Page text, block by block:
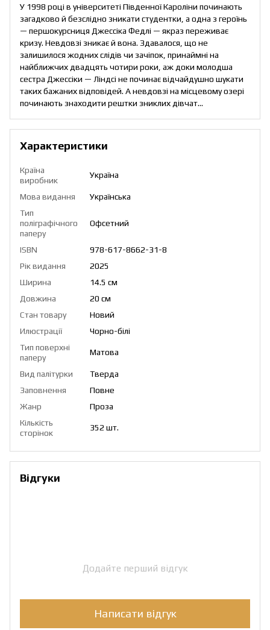
У 1998 році в університеті Південної Кароліни починають
загадково й безслідно зникати студентки, а одна з героїнь
— першокурсниця Джессіка Федлі — якраз переживає
кризу. Невдовзі зникає й вона. Здавалося, що не
залишилося жодних слідів чи зачіпок, принаймні на
найближчих двадцять чотири роки, аж доки молодша
сестра Джессіки — Ліндсі не починає відчайдушно шукати
таких бажаних відповідей. А невдовзі на місцевому озері
починають знаходити рештки зниклих дівчат…
Характеристики
Країна
виробник
Україна
Мова видання
Українська
Тип
поліграфічного
паперу
Офсетний
ISBN
978-617-8662-31-8
Рік видання
2025
Ширина
14.5 см
Довжина
20 см
Стан товару
Новий
Илюстрації
Чорно-білі
Тип поверхні
паперу
Матова
Вид палітурки
Тверда
Заповнення
Повне
Жанр
Проза
Кількість
сторінок
352 шт.
Відгуки
Додайте перший відгук
Написати відгук